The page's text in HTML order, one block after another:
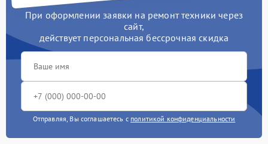
При оформлении заявки на ремонт техники через
сайт,
действует персональная бессрочная скидка
Отправляя, Вы соглашаетесь с политикой конфиденциальности